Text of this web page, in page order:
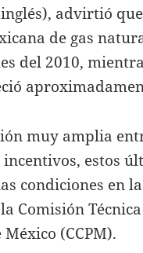
inglés), advirtió
de gas
del 2010,
muy amplia
incentivos, estos
condiciones en
Comisión
(CCPM).